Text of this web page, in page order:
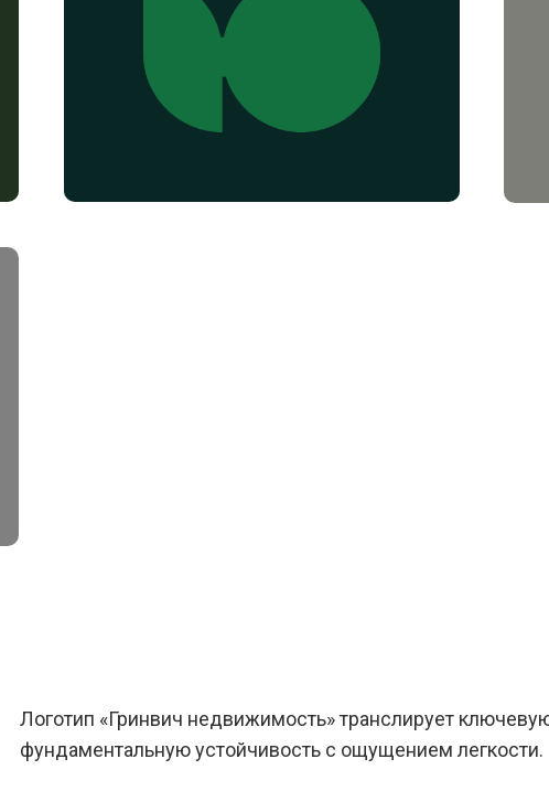
Логотип «‎Гринвич недвижимость» транслирует
фундаментальную устойчивость с ощущением легкости.